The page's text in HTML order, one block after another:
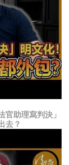
助理寫判決」
去？